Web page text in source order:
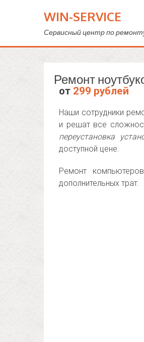
WIN-SERVICE
Сервисный центр по
Ремонт
от 299 рублей
Наши сотрудники
и решат все
переустановка
доступной цене.
Ремонт
дополнительных трат.